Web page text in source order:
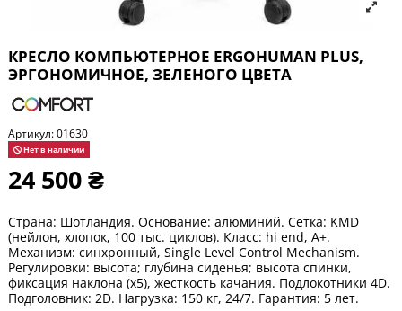
КРЕСЛО КОМПЬЮТЕРНОЕ ERGOHUMAN PLUS,
ЭРГОНОМИЧНОЕ, ЗЕЛЕНОГО ЦВЕТА
Артикул:01630
Нет в наличии
24 500 ₴
Страна: Шотландия. Основание: алюминий. Сетка: KMD
(нейлон, хлопок, 100 тыс. циклов). Класс: hi end, А+.
Механизм: синхронный, Single Level Control Mechanism.
Регулировки: высота; глубина сиденья; высота спинки,
фиксация наклона (х5), жесткость качания. Подлокотники 4D.
Подголовник: 2D. Нагрузка: 150 кг, 24/7. Гарантия: 5 лет.